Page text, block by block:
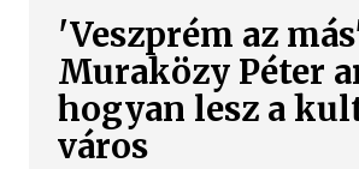
'Veszprém az
Muraközy Péter
hogyan lesz a
város